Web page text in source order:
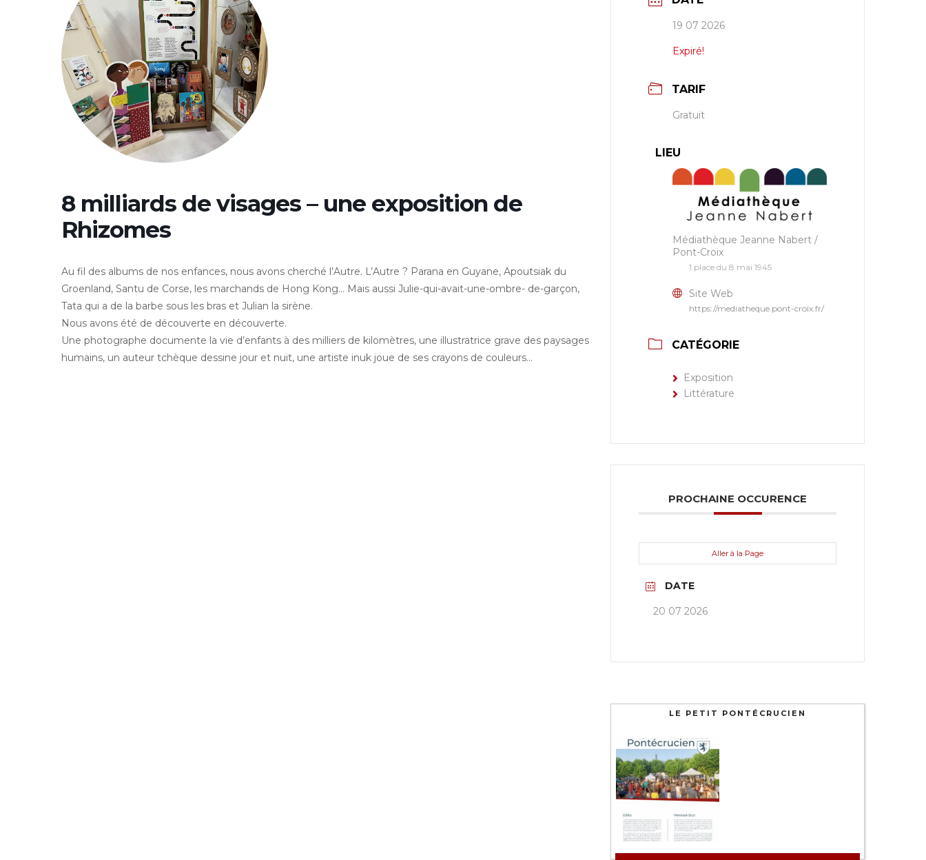
8 milliards de visages – une exposition de
Rhizomes
Au fil des albums de nos enfances, nous avons cherché l’Autre. L’Autre ? Parana en Guyane, Apoutsiak du
Groenland, Santu de Corse, les marchands de Hong Kong… Mais aussi Julie-qui-avait-une-ombre- de-garçon,
Tata qui a de la barbe sous les bras et Julian la sirène.
Nous avons été de découverte en découverte.
Une photographe documente la vie d’enfants à des milliers de kilomètres, une illustratrice grave des paysages
humains, un auteur tchèque dessine jour et nuit, une artiste inuk joue de ses crayons de couleurs…
19 07 2026
Expiré!
TARIF
Gratuit
LIEU
Médiathèque Jeanne Nabert /
Pont-Croix
1 place du 8 mai 1945
Site Web
https://mediatheque.pont-croix.fr/
CATÉGORIE
Exposition
Littérature
PROCHAINE OCCURENCE
Aller à la Page
DATE
20 07 2026
LE PETIT PONTÉCRUCIEN